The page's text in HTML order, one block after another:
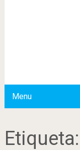
Menu
Etiqueta: